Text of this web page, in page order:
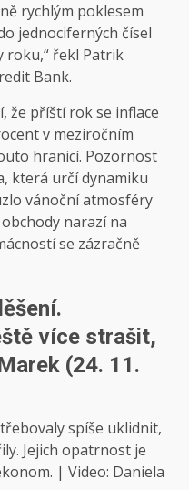
rychlým poklesem
jednociferných čísel
roku,“ řekl Patrik
Bank.
že příští rok se inflace
v meziročním
hranicí. Pozornost
která určí dynamiku
vánoční atmosféry
narazí na
se zázračně
více strašit,
(24. 11.
spíše uklidnit,
Jejich opatrnost je
| Video: Daniela